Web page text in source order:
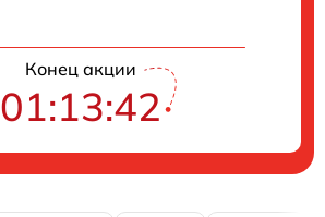
Конец акции
01:13:41